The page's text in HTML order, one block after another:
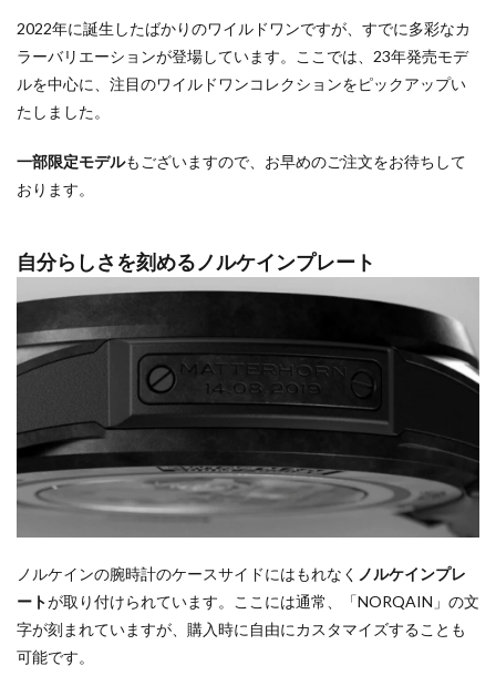
2022年に誕生したばかりのワイルドワンですが、すでに多彩なカ
ラーバリエーションが登場しています。ここでは、23年発売モデ
ルを中心に、注目のワイルドワンコレクションをピックアップい
たしました。
一部限定モデルもございますので、お早めのご注文をお待ちして
おります。
自分らしさを刻めるノルケインプレート
ノルケインの腕時計のケースサイドにはもれなく ノルケインプレ
ートが取り付けられています。ここには通常、「NORQAIN」の文
字が刻まれていますが、購入時に自由にカスタマイズすることも
可能です。